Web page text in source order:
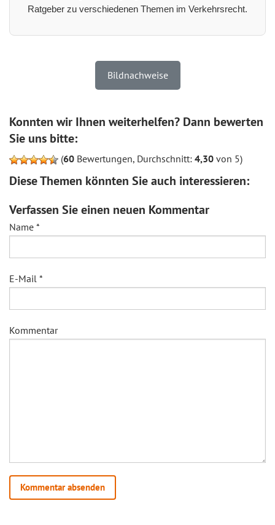
Ratgeber zu verschiedenen Themen im Verkehrsrecht.
Bildnachweise
Konnten wir Ihnen weiterhelfen? Dann bewerten
Sie uns bitte:
(60 Bewertungen, Durchschnitt: 4,30 von 5)
Diese Themen könnten Sie auch interessieren:
Verfassen Sie einen neuen Kommentar
Name *
E-Mail *
Kommentar